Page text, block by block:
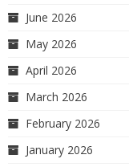
June 2026
May 2026
April 2026
March 2026
February 2026
January 2026